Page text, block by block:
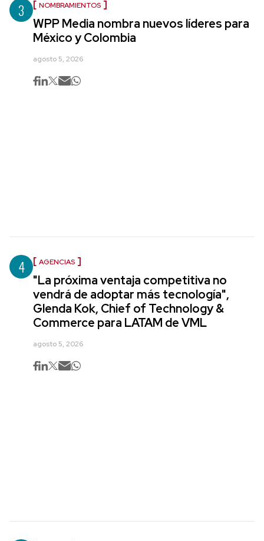
3 NOMBRAMIENTOS
WPP Media nombra nuevos líderes para
México y Colombia
agosto 5, 2026
4 AGENCIAS
"La próxima ventaja competitiva no
vendrá de adoptar más tecnología",
Glenda Kok, Chief of Technology &
Commerce para LATAM de VML
agosto 5, 2026